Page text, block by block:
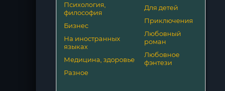
Психология,
философия
Бизнес
На иностранных
языках
Медицина, здоровье
Разное
Для детей
Приключения
Любовный
роман
Любовное
фэнтези